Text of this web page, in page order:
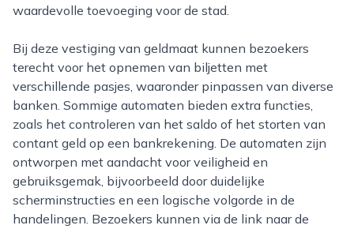
waardevolle toevoeging voor de stad.
Bij deze vestiging van geldmaat kunnen bezoekers
terecht voor het opnemen van biljetten met
verschillende pasjes, waaronder pinpassen van diverse
banken. Sommige automaten bieden extra functies,
zoals het controleren van het saldo of het storten van
contant geld op een bankrekening. De automaten zijn
ontworpen met aandacht voor veiligheid en
gebruiksgemak, bijvoorbeeld door duidelijke
scherminstructies en een logische volgorde in de
handelingen. Bezoekers kunnen via de link naar de